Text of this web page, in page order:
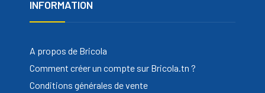
INFORMATION
A propos de Bricola
Comment créer un compte sur Bricola.tn ?
Conditions générales de vente